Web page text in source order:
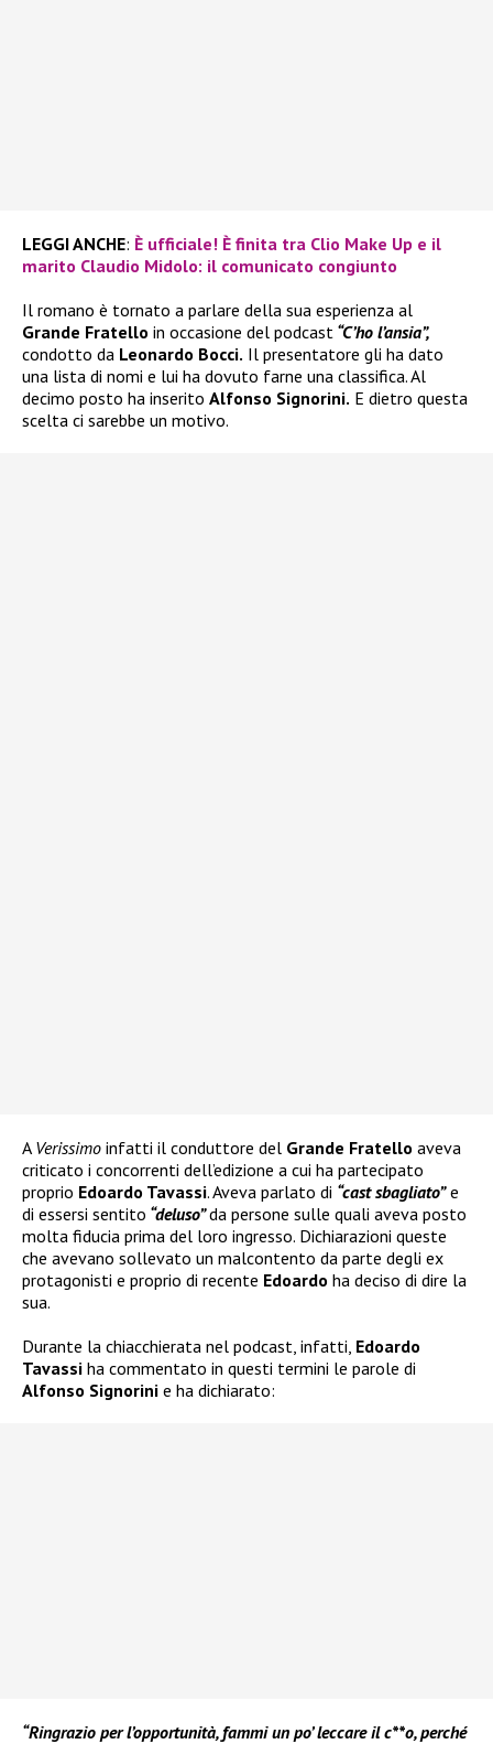
LEGGI ANCHE: È ufficiale! È finita tra Clio Make Up e il
marito Claudio Midolo: il comunicato congiunto
Il romano è tornato a parlare della sua esperienza al
Grande Fratello in occasione del podcast “C’ho l’ansia”,
condotto da Leonardo Bocci. Il presentatore gli ha dato
una lista di nomi e lui ha dovuto farne una classifica. Al
decimo posto ha inserito Alfonso Signorini. E dietro questa
scelta ci sarebbe un motivo.
A Verissimo infatti il conduttore del Grande Fratello aveva
criticato i concorrenti dell’edizione a cui ha partecipato
proprio Edoardo Tavassi. Aveva parlato di “cast sbagliato”e
di essersi sentito “deluso”da persone sulle quali aveva posto
molta fiducia prima del loro ingresso. Dichiarazioni queste
che avevano sollevato un malcontento da parte degli ex
protagonisti e proprio di recente Edoardo ha deciso di dire la
sua.
Durante la chiacchierata nel podcast, infatti, Edoardo
Tavassi ha commentato in questi termini le parole di
Alfonso Signorini e ha dichiarato:
“Ringrazio per l’opportunità, fammi un po’ leccare il c**o, perché